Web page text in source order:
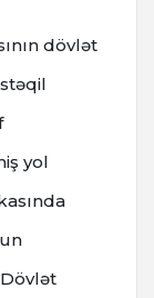
dövlət
yol